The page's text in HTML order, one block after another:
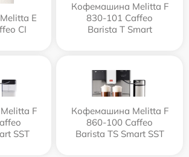
Е
CI
Кофемашина Melitta F
830-101 Caffeo
Barista T Smart
F
SST
Кофемашина Melitta F
860-100 Caffeo
Barista TS Smart SST